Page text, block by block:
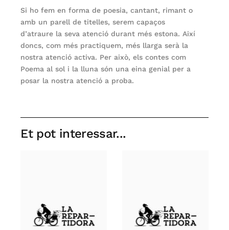
Si ho fem en forma de poesia, cantant, rimant o
amb un parell de titelles, serem capaços
d’atraure la seva atenció durant més estona. Així
doncs, com més practiquem, més llarga serà la
nostra atenció activa. Per això, els contes com
Poema al sol i la lluna són una eina genial per a
posar la nostra atenció a proba.
Et pot interessar...